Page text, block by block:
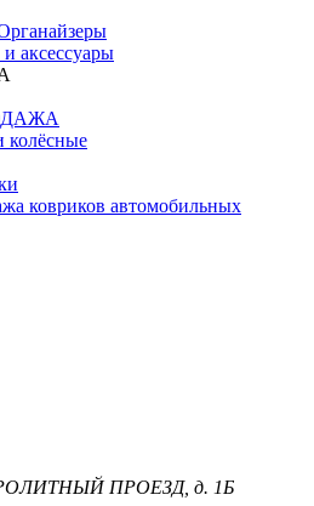
аксессуары
колёсные
ковриков автомобильных
ПРОЕЗД, д. 1Б